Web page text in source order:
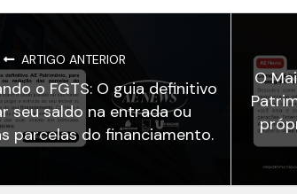
ARTIGO ANTERIOR
o FGTS: O guia definitivo
seu saldo na entrada ou
parcelas do financiamento.
O